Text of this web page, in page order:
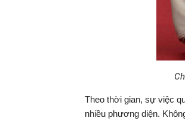
Theo thời gian, sự việc
nhiều phương diện.